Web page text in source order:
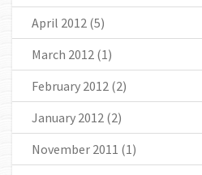
April 2012 (5)
March 2012 (1)
February 2012 (2)
January 2012 (2)
November 2011 (1)